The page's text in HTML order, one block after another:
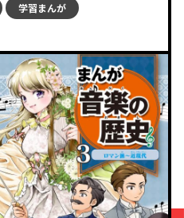
学習まんが